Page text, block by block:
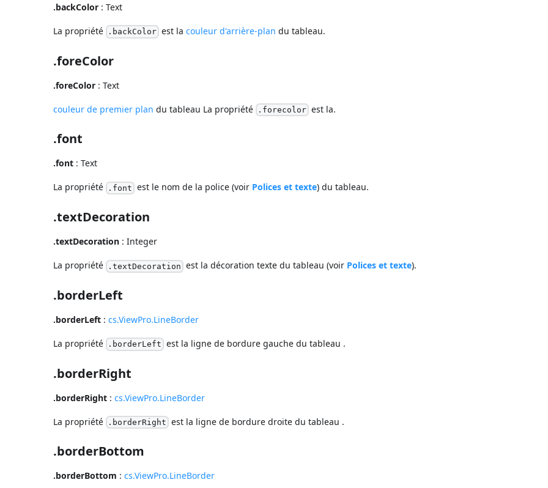
.backColor : Text
La propriété .backColor est la couleur d'arrière-plan du tableau.
.foreColor
.foreColor : Text
couleur de premier plan du tableau La propriété .forecolor est la.
.font
.font : Text
La propriété .font est le nom de la police (voir Polices et texte) du tableau.
.textDecoration
.textDecoration : Integer
La propriété .textDecoration est la décoration texte du tableau (voir Polices et texte).
.borderLeft
.borderLeft :cs.ViewPro.LineBorder
La propriété .borderLeft est la ligne de bordure gauche du tableau .
.borderRight
.borderRight :cs.ViewPro.LineBorder
La propriété .borderRight est la ligne de bordure droite du tableau .
.borderBottom
.borderBottom :cs.ViewPro.LineBorder